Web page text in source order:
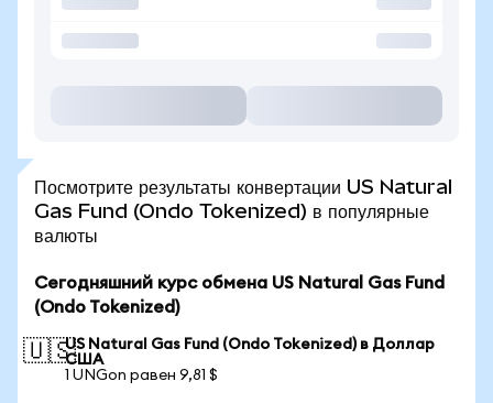
Посмотрите результаты конвертации US Natural
Gas Fund (Ondo Tokenized) в популярные
валюты
Сегодняшний курс обмена US Natural Gas Fund
(Ondo Tokenized)
🇺🇸US Natural Gas Fund (Ondo Tokenized) в Доллар
США
1 UNGon равен 9,81 $